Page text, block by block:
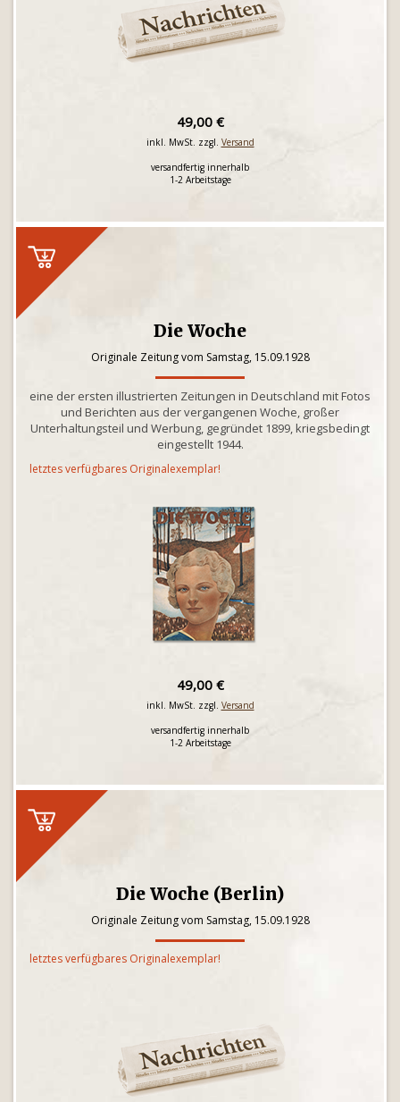
49,00 €
inkl. MwSt. zzgl. Versand
versandfertig innerhalb
1-2 Arbeitstage
Die Woche
Originale Zeitung vom Samstag, 15.09.1928
eine der ersten illustrierten Zeitungen in Deutschland mit Fotos
und Berichten aus der vergangenen Woche, großer
Unterhaltungsteil und Werbung, gegründet 1899, kriegsbedingt
eingestellt 1944.
letztes verfügbares Originalexemplar!
49,00 €
inkl. MwSt. zzgl. Versand
versandfertig innerhalb
1-2 Arbeitstage
Die Woche (Berlin)
Originale Zeitung vom Samstag, 15.09.1928
letztes verfügbares Originalexemplar!